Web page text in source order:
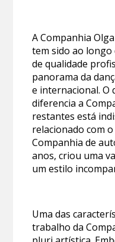
A Companhia
tem sido ao
de qualidade
panorama da
e internacional. O
diferencia a
restantes está
relacionado com
Companhia de
anos, criou uma
um estilo
Uma das
trabalho da